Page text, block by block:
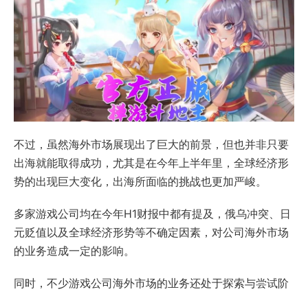
不过，虽然海外市场展现出了巨大的前景，但也并非只要
出海就能取得成功，尤其是在今年上半年里，全球经济形
势的出现巨大变化，出海所面临的挑战也更加严峻。
多家游戏公司均在今年H1财报中都有提及，俄乌冲突、日
元贬值以及全球经济形势等不确定因素，对公司海外市场
的业务造成一定的影响。
同时，不少游戏公司海外市场的业务还处于探索与尝试阶